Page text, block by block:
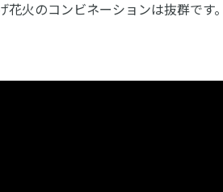
火のコンビネーションは抜群です。